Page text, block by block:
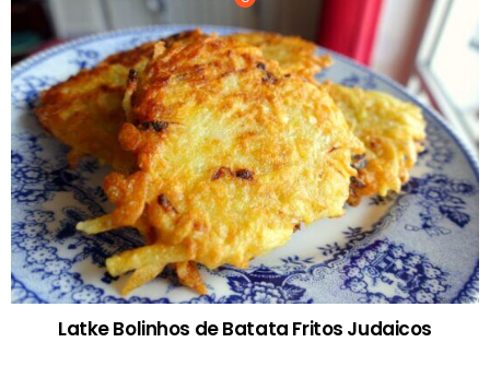
Latke Bolinhos de Batata Fritos Judaicos